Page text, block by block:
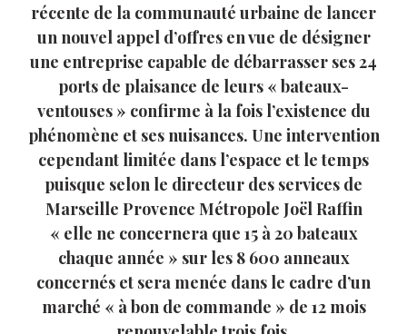
récente de la communauté urbaine de lancer
un nouvel appel d’offres en vue de désigner
une entreprise capable de débarrasser ses 24
ports de plaisance de leurs « bateaux-
ventouses » confirme à la fois l’existence du
phénomène et ses nuisances. Une intervention
cependant limitée dans l’espace et le temps
puisque selon le directeur des services de
Marseille Provence Métropole Joël Raffin
« elle ne concernera que 15 à 20 bateaux
chaque année » sur les 8 600 anneaux
concernés et sera menée dans le cadre d’un
marché « à bon de commande » de 12 mois